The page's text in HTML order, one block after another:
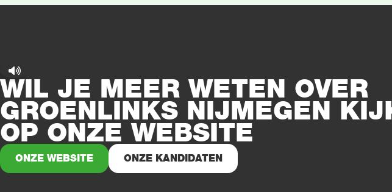
WIL JE MEER WETEN OVER
GROENLINKS NIJMEGEN
OP ONZE WEBSITE
ONZE WEBSITE ONZE KANDIDATEN